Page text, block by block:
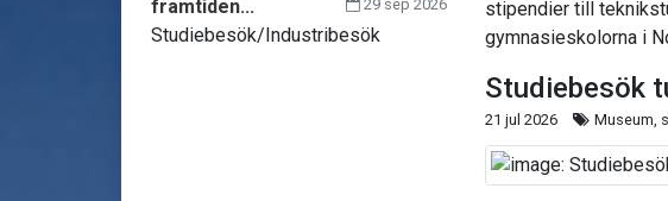
framtiden...
29 sep 2026
Studiebesök/Industribesök
stipendier till
gymnasieskolorna i
Studiebesök
21 jul 2026 Museum,